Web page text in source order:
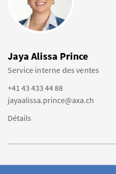
Jaya Alissa Prince
Service interne des ventes
+41 43 433 44 88
jayaalissa.prince@axa.ch
Détails